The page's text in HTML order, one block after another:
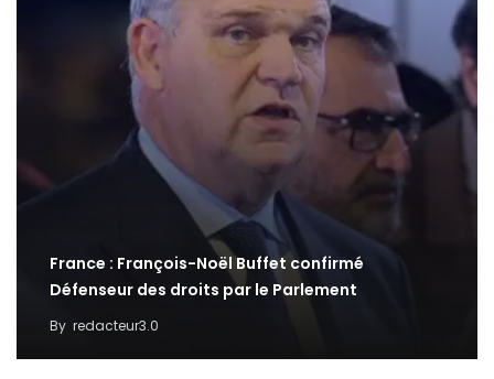
France : François-Noël Buffet confirmé
Défenseur des droits par le Parlement
By redacteur3.0